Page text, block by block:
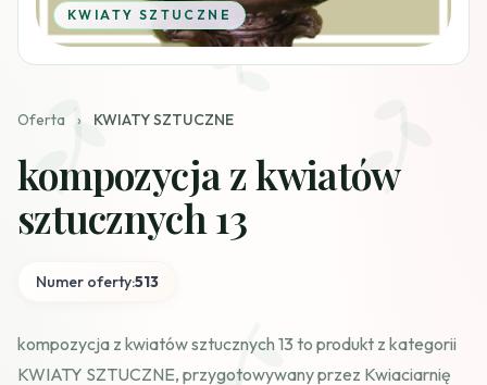
KWIATY SZTUCZNE
Oferta › KWIATY SZTUCZNE
kompozycja z kwiatów
sztucznych 13
Numer oferty:513
kompozycja z kwiatów sztucznych 13 to produkt z kategorii
KWIATY SZTUCZNE, przygotowywany przez Kwiaciarnię